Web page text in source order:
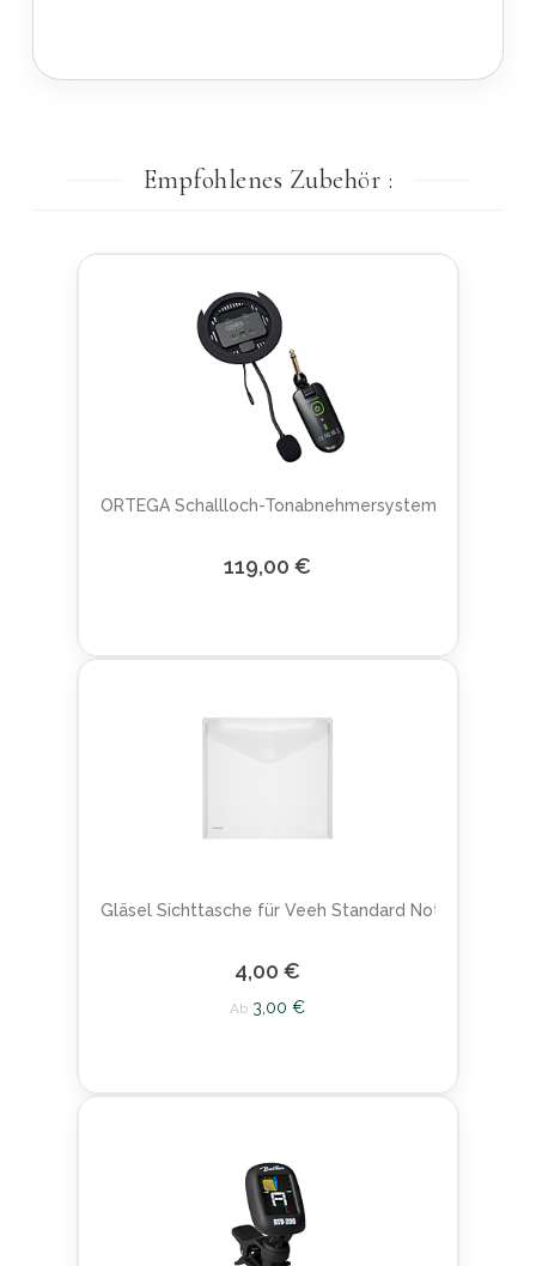
Empfohlenes Zubehör :
ORTEGA Schallloch-Tonabnehmersystem für
119,00 €
Gläsel Sichttasche für Veeh Standard Noten
4,00 €
Ab 3,00 €